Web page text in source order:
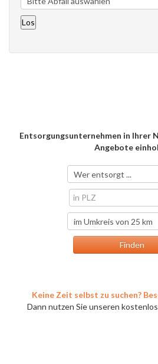
Entsorgungsunternehmen in Ihrer
Angebote
Keine Zeit selbst zu suchen?
Dann nutzen Sie unseren